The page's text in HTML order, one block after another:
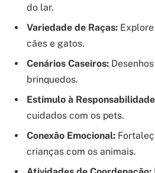
do lar.
Variedade de Raças:
cães e gatos.
Cenários Caseiros:
brinquedos.
Estímulo à
cuidados com os pets.
Conexão Emocional:
crianças com os animais.